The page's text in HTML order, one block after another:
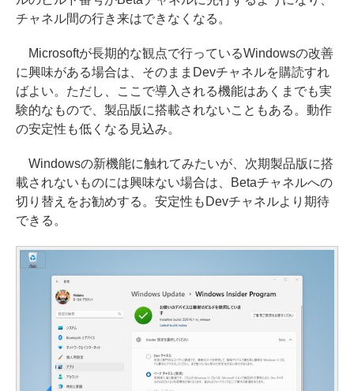
チャネル間の行き来はできなくなる。
Microsoftが長期的な観点で行っているWindowsの改善
に興味がある場合は、そのままDevチャネルを購読すれ
ばよい。ただし、ここで導入される機能はあくまでも実
験的なもので、製品版に搭載されないこともある。動作
の安定性も低くなる見込み。
Windowsの新機能に触れてみたいが、次期製品版に搭
載されないものには興味ない場合は、Betaチャネルへの
切り替えをお勧めする。安定性もDevチャネルより期待
できる。